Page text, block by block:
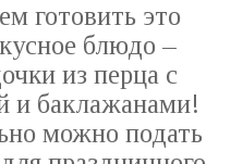
готовить это
блюдо –
из перца с
и баклажанами!
можно подать